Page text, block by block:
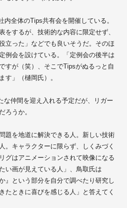
内全体のTips共有会を開催している。
をするが、技術的な内容に限定せず、
立った」などでも良いそうだ。そのほ
例会を設けている。「定例会の後半は
すが（笑）、そこでTipsがぬるっと自
す」（樋岡氏）。
な仲間を迎え入れる予定だが、リガー
ろうか。
題を地道に解決できる人。新しい技術
。キャラクターに限らず、しくみづく
グはアニメーションされて映像になる
い画が見えている人」、鳥取氏は
』という部分を自分で調べたり研究し
たときに喜びを感じる人」と答えてく